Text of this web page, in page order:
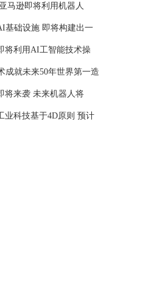
马逊即将利用机器人
基础设施 即将构建出一
将利用AI工智能技术操
成就未来50年世界第一造
将来袭 未来机器人将
业科技基于4D原则 预计